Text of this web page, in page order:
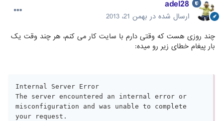
adel28
ارسال شده در بهمن 21، 2013
چند روزی هست که وقتی دارم با سایت کار می کنم، هر چند وقت یک
بار پیغام خطای زیر رو میده:
Internal Server Error
The server encountered an internal error or
misconfiguration and was unable to complete
your request.